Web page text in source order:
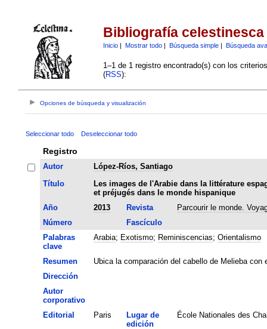
Bibliografía celestinesca
Inicio| Mostrar todo| Búsqueda simple| Búsqueda
1–1 de 1 registro encontrado(s) con los
(RSS):
Opciones de búsqueda y visualización
Seleccionar todo Deseleccionar todo
Registro
Autor
López-Ríos, Santiago
Título
Les images de l'Arabie dans la littérature
et préjugés dans le monde hispanique
Año
2013 Revista
Parcourir le monde.
Número
Fascículo
Palabras
clave
Arabia; Exotismo; Reminiscencias; Orientalismo
Resumen
Ubica la comparación del cabello de Melieba con
Dirección
Autor
corporativo
Editorial
Paris
Lugar de
edición
École Nationales des